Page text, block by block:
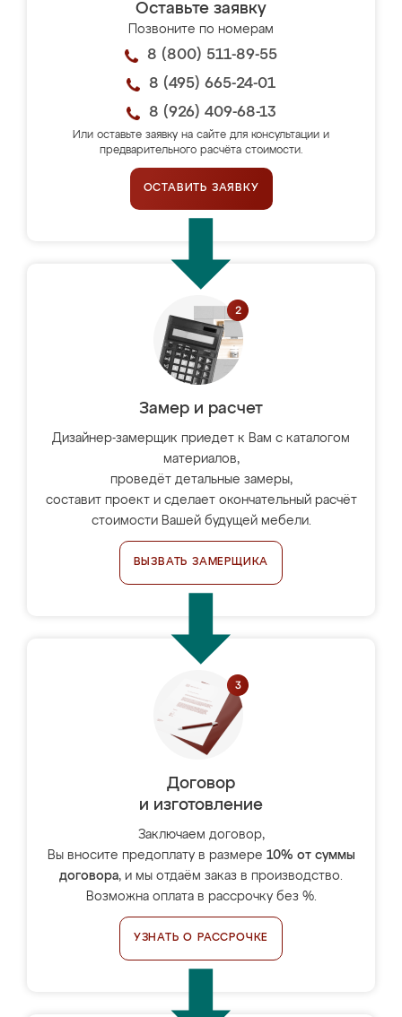
Оставьте заявку
Позвоните по номерам
8 (800) 511-89-55
8 (495) 665-24-01
8 (926) 409-68-13
Или оставьте заявку на сайте для консультации и
предварительного расчёта стоимости.
ОСТАВИТЬ ЗАЯВКУ
Замер и расчет
Дизайнер-замерщик приедет к Вам с каталогом
материалов,
проведёт детальные замеры,
составит проект и сделает окончательный расчёт
стоимости Вашей будущей мебели.
ВЫЗВАТЬ ЗАМЕРЩИКА
Договор
и изготовление
Заключаем договор,
Вы вносите предоплату в размере 10% от суммы
договора, и мы отдаём заказ в производство.
Возможна оплата в рассрочку без %.
УЗНАТЬ О РАССРОЧКЕ